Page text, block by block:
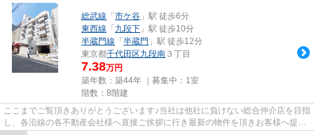
総武線 「 市ケ谷 」駅 徒歩6分
東西線 「 九段下 」駅 徒歩10分
半蔵門線 「 半蔵門 」駅 徒歩12分
東京都千代田区九段南 ３丁目
7.38万円
築年数：築44年 ｜募集中： 1室
階数：8階建
ここまでご覧頂きありがとうございます♪当社は他社に負けない総合仲介店を目指
し、各沿線の各不動産会社様へ直接ご挨拶に行き最新の物件を頂きお客様へ提供